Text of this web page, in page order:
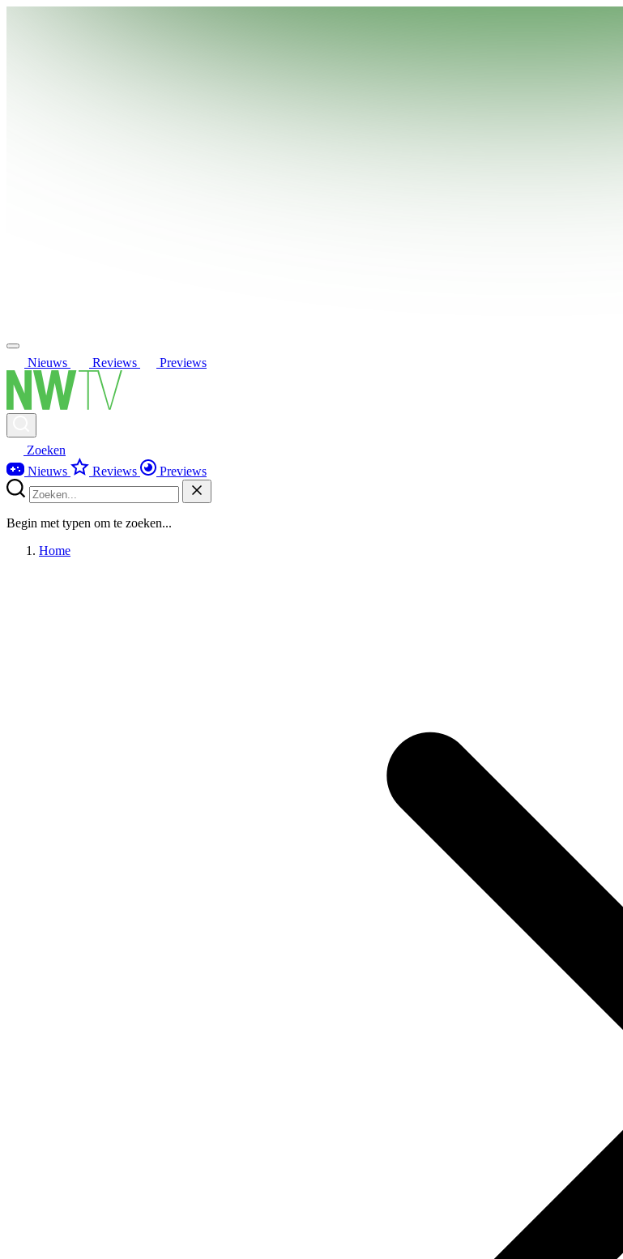
Nieuws Reviews Previews
Zoeken
Nieuws
Reviews Previews
Begin met typen om te zoeken...
Home